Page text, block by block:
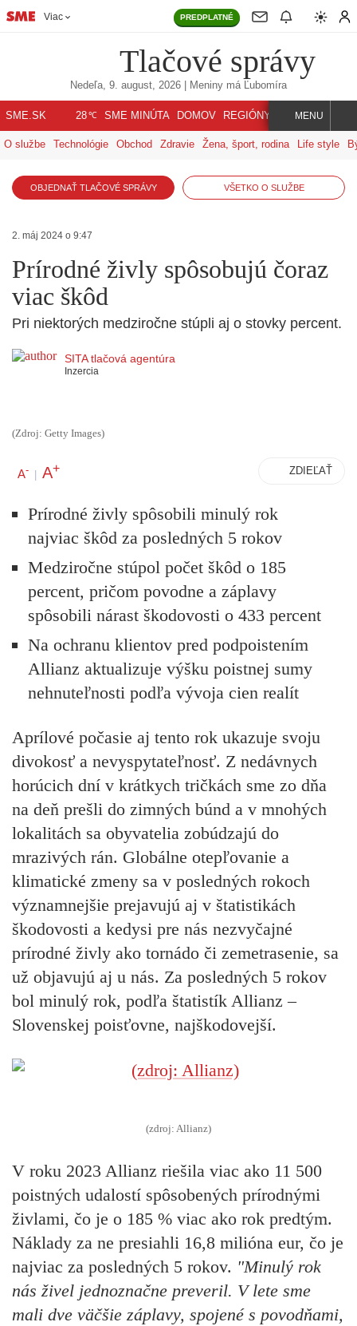
Viac PREDPLATNÉ
Tlačové správy
Nedeľa, 9. august, 2026 | Meniny má Ľubomíra
SME.SK 28℃ SME MINÚTA DOMOV REGIÓNY INDEX SVET
MENU
O službe Technológie Obchod Zdravie Žena, šport, rodina Life style
OBJEDNAŤ TLAČOVÉ SPRÁVY VŠETKO O SLUŽBE
2. máj 2024 o 9:47
Prírodné živly spôsobujú čoraz
viac škôd
Pri niektorých medziročne stúpli aj o stovky percent.
SITA tlačová agentúra
Inzercia
(Zdroj: Getty Images)
A- | A+ ZDIEĽAŤ
Prírodné živly spôsobili minulý rok
najviac škôd za posledných 5 rokov
Medziročne stúpol počet škôd o 185
percent, pričom povodne a záplavy
spôsobili nárast škodovosti o 433 percent
Na ochranu klientov pred podpoistením
Allianz aktualizuje výšku poistnej sumy
nehnuteľnosti podľa vývoja cien realít
Aprílové počasie aj tento rok ukazuje svoju
divokosť a nevyspytateľnosť. Z nedávnych
horúcich dní v krátkych tričkách sme zo dňa
na deň prešli do zimných búnd a v mnohých
lokalitách sa obyvatelia zobúdzajú do
mrazivých rán. Globálne otepľovanie a
klimatické zmeny sa v posledných rokoch
významnejšie prejavujú aj v štatistikách
škodovosti a kedysi pre nás nezvyčajné
prírodné živly ako tornádo či zemetrasenie, sa
už objavujú aj u nás. Za posledných 5 rokov
bol minulý rok, podľa štatistík Allianz –
Slovenskej poisťovne, najškodovejší.
(zdroj: Allianz)
V roku 2023 Allianz riešila viac ako 11 500
poistných udalostí spôsobených prírodnými
živlami, čo je o 185 % viac ako rok predtým.
Náklady za ne presiahli 16,8 milióna eur, čo je
najviac za posledných 5 rokov. "Minulý rok
nás živel jednoznačne preveril. V lete sme
mali dve väčšie záplavy, spojené s povodňami,